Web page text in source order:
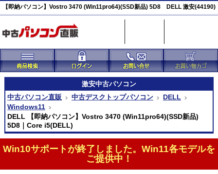
【即納パソコン】Vostro 3470 (Win11pro64)(SSD新品) 5D8 DELL 激安(44190)
激安中古パソコン
中古パソコン直販
中古デスクトップパソコン
DELL
Windows11
DELL 【即納パソコン】Vostro 3470 (Win11pro64)(SSD新品)
5D8｜Core i5(DELL)
Win10サポートが終了しました。Win11各モデルを
ご提供中！